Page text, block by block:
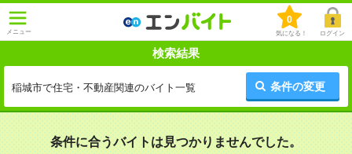
メニュー
0
気になる！ ログイン
検索結果
稲城市で住宅・不動産関連のバイト一覧 条件の変更
条件に合うバイトは見つかりませんでした。